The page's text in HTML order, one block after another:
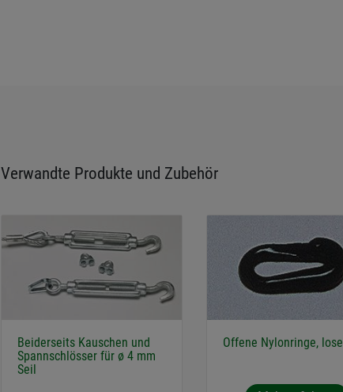
Verwandte Produkte und Zubehör
Beiderseits Kauschen und
Spannschlösser für ø 4 mm
Seil
Offene Nylonringe, lose